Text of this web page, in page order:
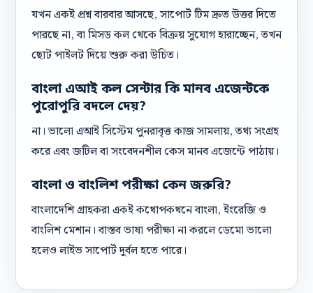
যখন একই প্রশ্ন বারবার আসছে, সাপোর্ট টিম দ্রুত উত্তর দিতে
পারছে না, বা মিসড কল থেকে বিক্রয় সুযোগ হারাচ্ছেন, তখন
ছোট পাইলট দিয়ে শুরু করা উচিত।
বাংলা এআই কল সেন্টার কি মানব এজেন্টকে
পুরোপুরি বদলে দেয়?
না। ভালো এআই সিস্টেম পুনরাবৃত্ত কাজ সামলায়, তথ্য সংগ্রহ
করে এবং জটিল বা সংবেদনশীল কেস মানব এজেন্টে পাঠায়।
বাংলা ও বাংলিশ পরীক্ষা কেন জরুরি?
বাংলাদেশি গ্রাহকরা একই কথোপকথনে বাংলা, ইংরেজি ও
বাংলিশ মেশান। বাস্তব ভাষা পরীক্ষা না করলে ডেমো ভালো
হলেও লাইভ সাপোর্ট দুর্বল হতে পারে।